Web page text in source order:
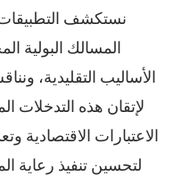
نستكشف التطبيقات
المسالك البولية
الأساليب التقليدية،
لإتقان هذه التدخلات
الاعتبارات الاقتصادية
لتحسين تنفيذ رعاية